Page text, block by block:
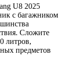
U8 2025
с багажником
Сложите
литров,
предметов